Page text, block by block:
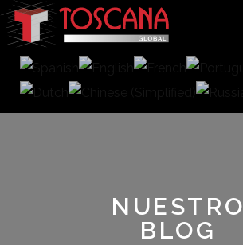
NUESTRO
BLOG